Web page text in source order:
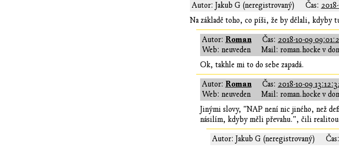
Autor: Jakub G (neregistrovaný) Čas:
Na základě toho, co píši, že by dělali, kdyby
Autor: Roman Čas: 2018-10-09
Web: neuveden
Mail: roman.hocke v
Ok, takhle mi to do sebe zapadá.
Autor: Roman Čas: 2018-10-09
Web: neuveden
Mail: roman.hocke v
Jinými slovy, "NAP není nic jiného, než
násilím, kdyby měli převahu.", čili realitou
Autor: Jakub G (neregistrovaný) Čas: